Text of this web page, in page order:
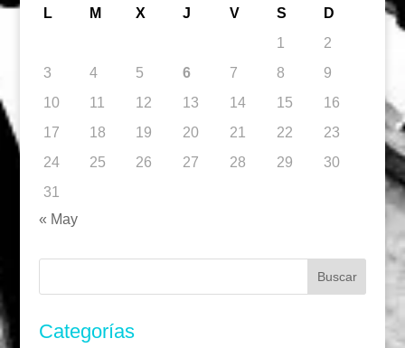
L M X J V S
D
1
2
3
4 5 6 7 8
9
10
11 12 13 14 15
16
17
18 19 20 21 22
23
24
25 26 27 28 29
30
31
« May
Categorías